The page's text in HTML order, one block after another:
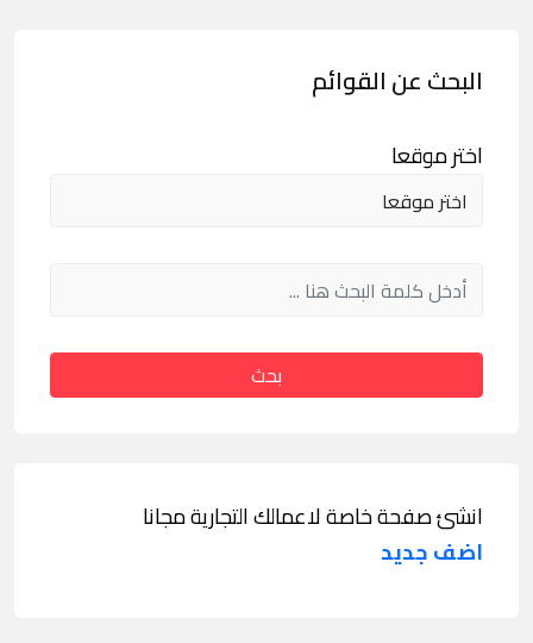
البحث عن القوائم
اختر موقعا
بحث
انشئ صفحة خاصة لاعمالك التجارية مجانا
اضف جديد